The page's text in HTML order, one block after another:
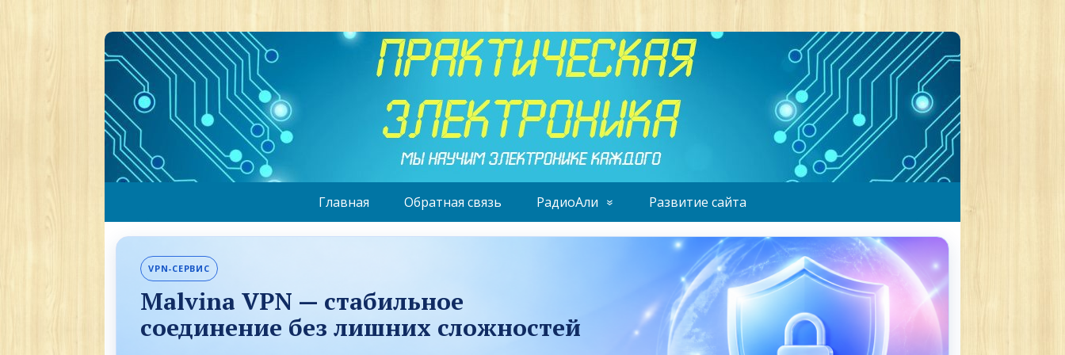
Главная Обратная связь РадиоАли Развитие сайта
VPN-СЕРВИС
Malvina VPN — стабильное
соединение без лишних сложностей